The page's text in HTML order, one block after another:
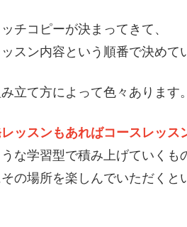
チコピーが決まってきて、
スン内容という順番で決めて
立て方によって色々あります。
ッスンもあればコースレッス
な学習型で積み上げていくも
の場所を楽しんでいただくと